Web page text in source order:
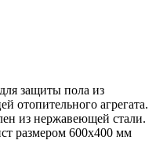
защиты пола из
отопительного агрегата.
из нержавеющей стали.
размером 600х400 мм